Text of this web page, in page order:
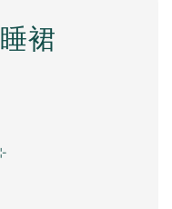
裙